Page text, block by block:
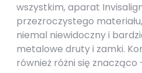
wszystkim, aparat
przezroczystego
niemal niewidoczny i
metalowe druty i zamki.
również różni się znacząco